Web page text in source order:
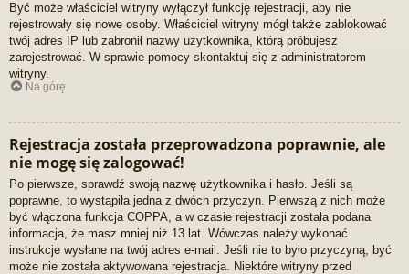
Być może właściciel witryny wyłączył funkcję rejestracji, aby nie
rejestrowały się nowe osoby. Właściciel witryny mógł także zablokować
twój adres IP lub zabronił nazwy użytkownika, którą próbujesz
zarejestrować. W sprawie pomocy skontaktuj się z administratorem
witryny.
Na górę
Rejestracja została przeprowadzona poprawnie, ale
nie mogę się zalogować!
Po pierwsze, sprawdź swoją nazwę użytkownika i hasło. Jeśli są
poprawne, to wystąpiła jedna z dwóch przyczyn. Pierwszą z nich może
być włączona funkcja COPPA, a w czasie rejestracji została podana
informacja, że masz mniej niż 13 lat. Wówczas należy wykonać
instrukcje wysłane na twój adres e-mail. Jeśli nie to było przyczyną, być
może nie została aktywowana rejestracja. Niektóre witryny przed